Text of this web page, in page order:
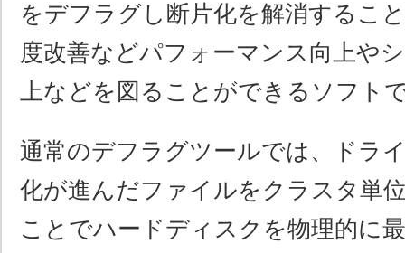
をデフラグし断片化を解消するこ
度改善などパフォーマンス向上や
上などを図ることができるソフト
通常のデフラグツールでは、ドラ
化が進んだファイルをクラスタ単
ことでハードディスクを物理的に